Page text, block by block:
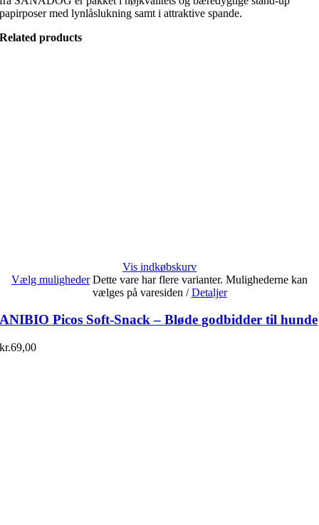
papirposer med lynlåslukning samt i attraktive spande.
Related products
Vis indkøbskurv
Vælg muligheder Dette vare har flere varianter. Mulighederne kan
vælges på varesiden / Detaljer
ANIBIO Picos Soft-Snack – Bløde godbidder til hunde
kr.69,00